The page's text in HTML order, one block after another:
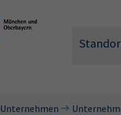
Unternehmen